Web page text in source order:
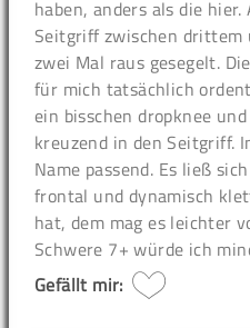
haben, anders als die
Seitgriff zwischen drittem
zwei Mal raus gesegelt.
für mich tatsächlich
ein bisschen dropknee
kreuzend in den Seitgriff.
Name passend. Es ließ
frontal und dynamisch
hat, dem mag es leichter
Schwere 7+ würde ich
Gefällt mir: